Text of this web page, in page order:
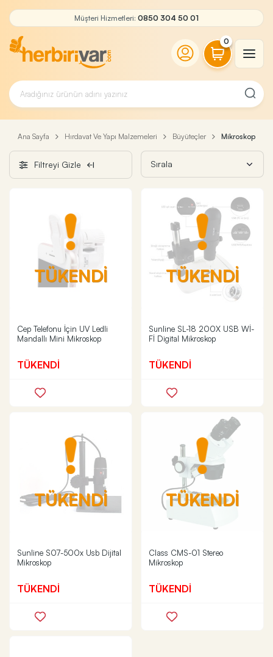
Müşteri Hizmetleri: 0850 304 50 01
0
Ana Sayfa Hırdavat Ve Yapı Malzemeleri Büyüteçler Mikroskop
Filtreyi Gizle
TÜKENDİ
Cep Telefonu İçin UV Ledli
Mandallı Mini Mikroskop
TÜKENDİ
TÜKENDİ
Sunline SL-18 200X USB Wİ-
Fİ Digital Mikroskop
TÜKENDİ
TÜKENDİ
Sunline S07-500x Usb Dijital
Mikroskop
TÜKENDİ
TÜKENDİ
Class CMS-01 Stereo
Mikroskop
TÜKENDİ